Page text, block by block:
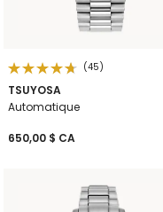
(45)
TSUYOSA
Automatique
650,00 $ CA